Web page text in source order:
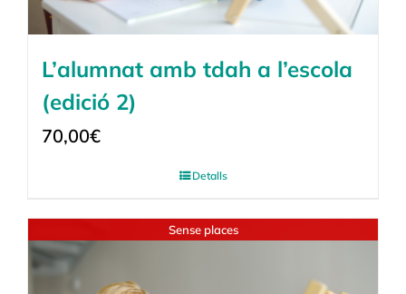
L’alumnat amb tdah a l’escola
(edició 2)
70,00€
Detalls
Sense places